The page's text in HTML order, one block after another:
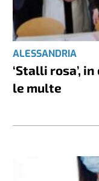
ALESSANDRIA
‘Stalli rosa’,
le multe